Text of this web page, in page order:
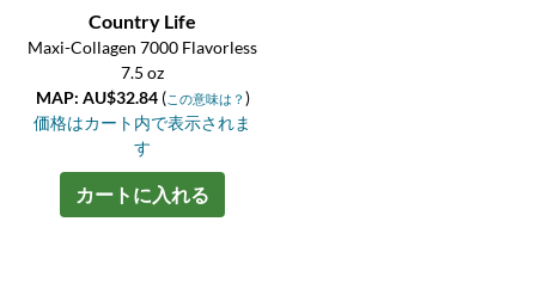
Country Life
Maxi-Collagen 7000 Flavorless
7.5 oz
MAP: AU$32.84 (この意味は？ )
価格はカート内で表示されま
す
カートに入れる